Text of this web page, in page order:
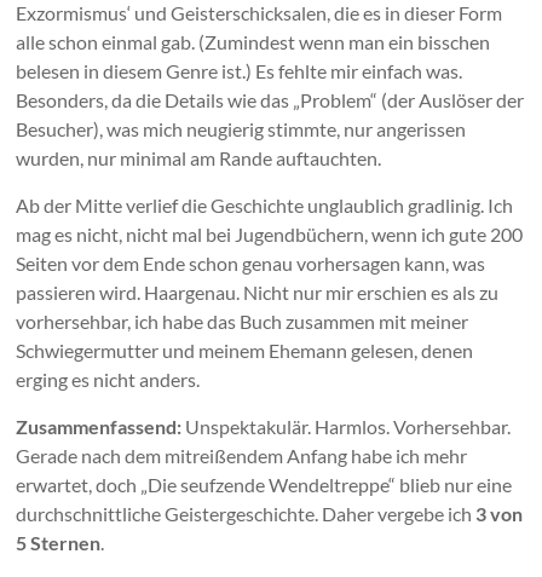
Exzormismus‘ und Geisterschicksalen, die es in dieser Form
alle schon einmal gab. (Zumindest wenn man ein bisschen
belesen in diesem Genre ist.) Es fehlte mir einfach was.
Besonders, da die Details wie das „Problem“ (der Auslöser der
Besucher), was mich neugierig stimmte, nur angerissen
wurden, nur minimal am Rande auftauchten.
Ab der Mitte verlief die Geschichte unglaublich gradlinig. Ich
mag es nicht, nicht mal bei Jugendbüchern, wenn ich gute 200
Seiten vor dem Ende schon genau vorhersagen kann, was
passieren wird. Haargenau. Nicht nur mir erschien es als zu
vorhersehbar, ich habe das Buch zusammen mit meiner
Schwiegermutter und meinem Ehemann gelesen, denen
erging es nicht anders.
Zusammenfassend: Unspektakulär. Harmlos. Vorhersehbar.
Gerade nach dem mitreißendem Anfang habe ich mehr
erwartet, doch „Die seufzende Wendeltreppe“ blieb nur eine
durchschnittliche Geistergeschichte. Daher vergebe ich 3 von
5 Sternen.